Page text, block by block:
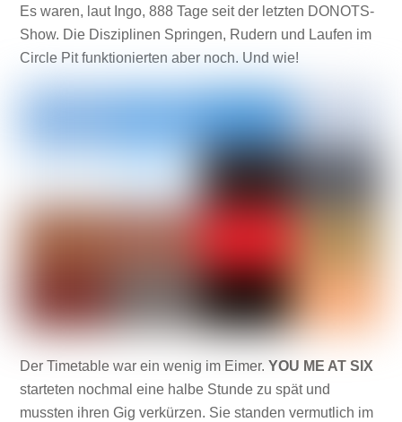
Es waren, laut Ingo, 888 Tage seit der letzten DONOTS-
Show. Die Disziplinen Springen, Rudern und Laufen im
Circle Pit funktionierten aber noch. Und wie!
Der Timetable war ein wenig im Eimer.YOU ME AT SIX
starteten nochmal eine halbe Stunde zu spät und
mussten ihren Gig verkürzen. Sie standen vermutlich im